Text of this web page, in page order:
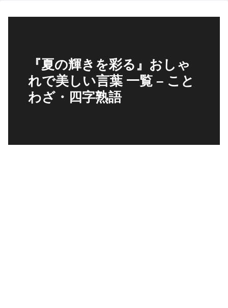
『夏の輝きを彩る』おしゃ
れで美しい言葉 一覧 – こと
わざ・四字熟語